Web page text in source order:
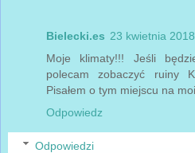
Bielecki.es 23 kwietnia
Moje klimaty!!! Jeśli
polecam zobaczyć ruiny
Pisałem o tym miejscu na
Odpowiedz
Odpowiedzi